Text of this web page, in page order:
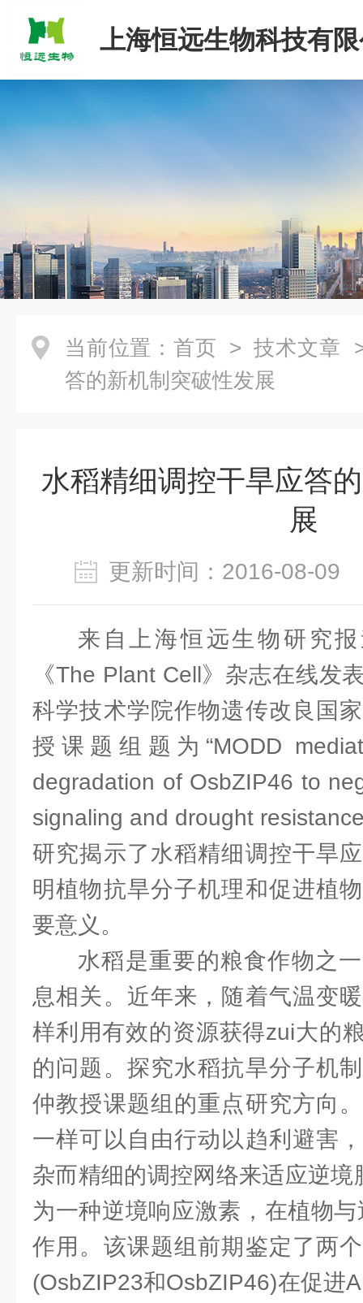
上海恒远生物科技有
当前位置： 首页 > 技术文章
答的新机制突破性发展
水稻精细调控干旱应答
展
更新时间：2016-08-
来自上海恒远生物研究
《The Plant Cell》杂志在线发
科学技术学院作物遗传改良国
授课题组题为“MODD
degradation of OsbZIP46 to
signaling and drought
研究揭示了水稻精细调控干旱
明植物抗旱分子机理和促进植
要意义。
水稻是重要的粮食作物之
息相关。近年来，随着气温变
样利用有效的资源获得zui大的
的问题。探究水稻抗旱分子机
仲教授课题组的重点研究方向
一样可以自由行动以趋利避害
杂而精细的调控网络来适应逆
为一种逆境响应激素，在植物
作用。该课题组前期鉴定了两
(OsbZIP23和OsbZIP46)在促进